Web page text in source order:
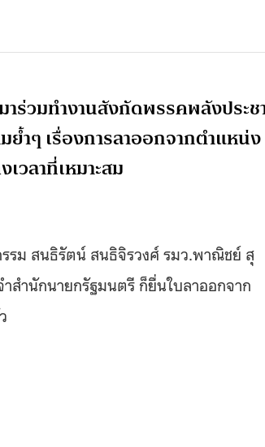
ร่วมทำงานสังกัดพรรคพลังประช
ำๆ เรื่องการลาออกจากตำแหน่ง
วลาที่เหมาะสม
รม สนธิรัตน์ สนธิจิรวงศ์ รมว.พาณิชย์ สุ
สำนักนายกรัฐมนตรี ก็ยื่นใบลาออกจาก